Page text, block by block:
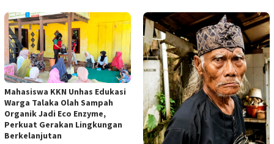
Mahasiswa KKN Unhas Edukasi
Warga Talaka Olah Sampah
Organik Jadi Eco Enzyme,
Perkuat Gerakan Lingkungan
Berkelanjutan